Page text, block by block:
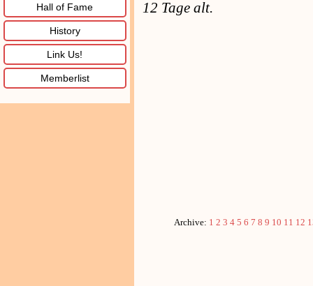
Hall of Fame
History
Link Us!
Memberlist
12 Tage alt.
Archive: 1 2 3 4 5 6 7 8 9 10 11 12